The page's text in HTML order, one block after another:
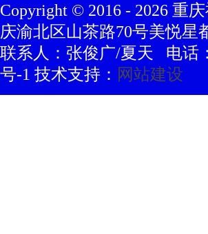
Copyright © 2016 - 2026 重
庆渝北区山茶路70号美悦星
联系人：张俊广/夏天 电话
号-1 技术支持： 网站建设